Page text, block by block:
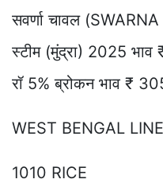
सवर्णा चावल
स्टीम (मुंद्रा) 2025
रॉ 5% ब्रोकन भाव ₹
WEST BENGAL
1010 RICE